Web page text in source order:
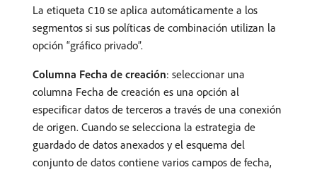
La etiqueta C10 se aplica automáticamente a los
segmentos si sus políticas de combinación utilizan la
opción “gráfico privado”.
Columna Fecha de creación: seleccionar una
columna Fecha de creación es una opción al
especificar datos de terceros a través de una conexión
de origen. Cuando se selecciona la estrategia de
guardado de datos anexados y el esquema del
conjunto de datos contiene varios campos de fecha,